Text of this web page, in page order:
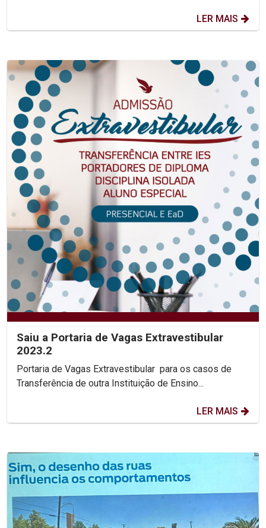
LER MAIS
Saiu a Portaria de Vagas Extravestibular
2023.2
Portaria de Vagas Extravestibular para os casos de
Transferência de outra Instituição de Ensino...
LER MAIS